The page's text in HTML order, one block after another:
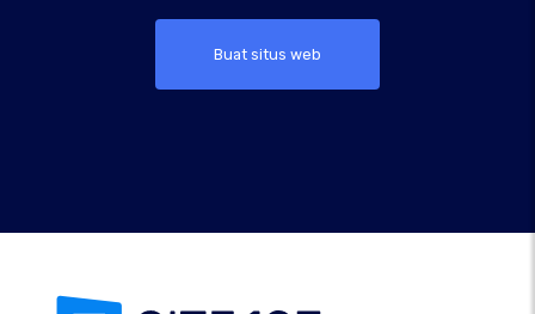
Buat situs web